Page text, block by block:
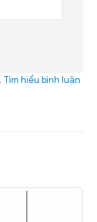
Tìm hiểu bình luận